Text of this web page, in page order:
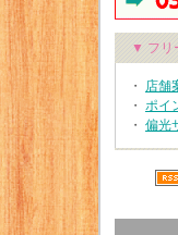
▼ フリ
・ 店舗
・ ポイ
・ 偏光